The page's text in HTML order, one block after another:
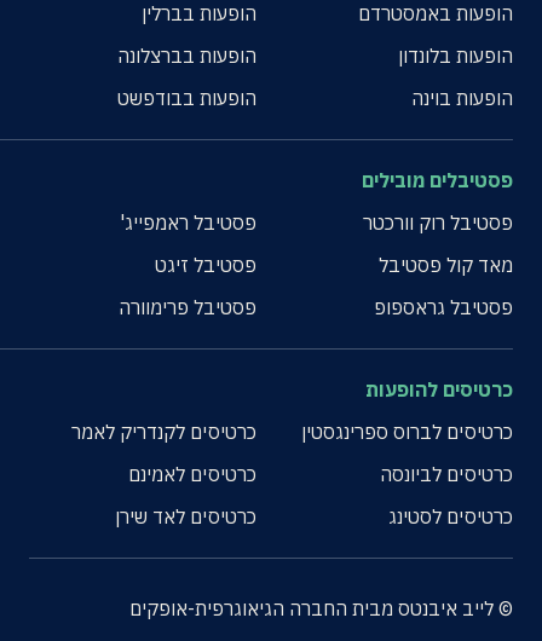
הופעות באמסטרדם
הופעות בברלין
הופעות בלונדון
הופעות בברצלונה
הופעות בוינה
הופעות בבודפשט
פסטיבלים מובילים
פסטיבל רוק וורכטר
פסטיבל ראמפייג'
מאד קול פסטיבל
פסטיבל זיגט
פסטיבל גראספופ
פסטיבל פרימוורה
כרטיסים להופעות
כרטיסים לברוס ספרינגסטין
כרטיסים לקנדריק לאמר
כרטיסים לביונסה
כרטיסים לאמינם
כרטיסים לסטינג
כרטיסים לאד שירן
© לייב איבנטס מבית החברה הגיאוגרפית-אופקים